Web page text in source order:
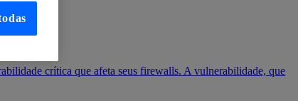
crítica que afeta seus firewalls. A vulnerabilidade, que